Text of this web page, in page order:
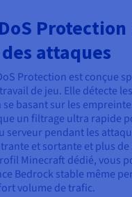
attaques
Protection est conçue
de jeu. Elle détecte
basant sur les
un filtrage ultra rapide
pendant les
et sortante et plus
Minecraft dédié, vous
Bedrock stable même
volume de trafic.